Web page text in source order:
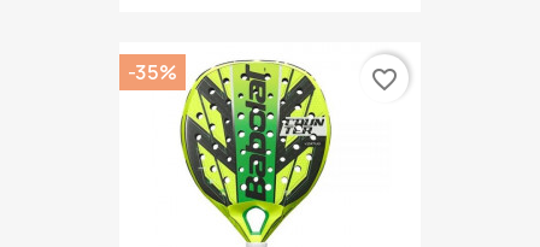
-35% favorite_border